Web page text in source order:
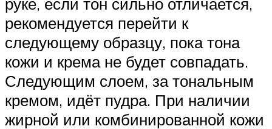
рекомендуется перейти к
следующему образцу, пока тона
кожи и крема не будет совпадать.
Следующим слоем, за тональным
кремом, идёт пудра. При наличии
жирной или комбинированной кожи